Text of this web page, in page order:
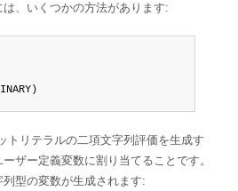
、いくつかの方法があります:
トリテラルの二項文字列評価を生成す
ザー定義変数に割り当てることです。
型の変数が生成されます: